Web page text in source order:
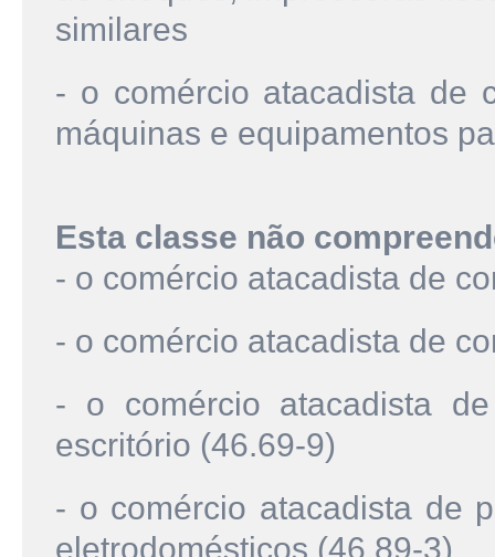
similares
- o comércio atacadista de
máquinas e equipamentos
Esta classe não
- o comércio atacadista de
- o comércio atacadista de
- o comércio atacadista
escritório (46.69-9)
- o comércio atacadista de
eletrodomésticos (46.89-3)